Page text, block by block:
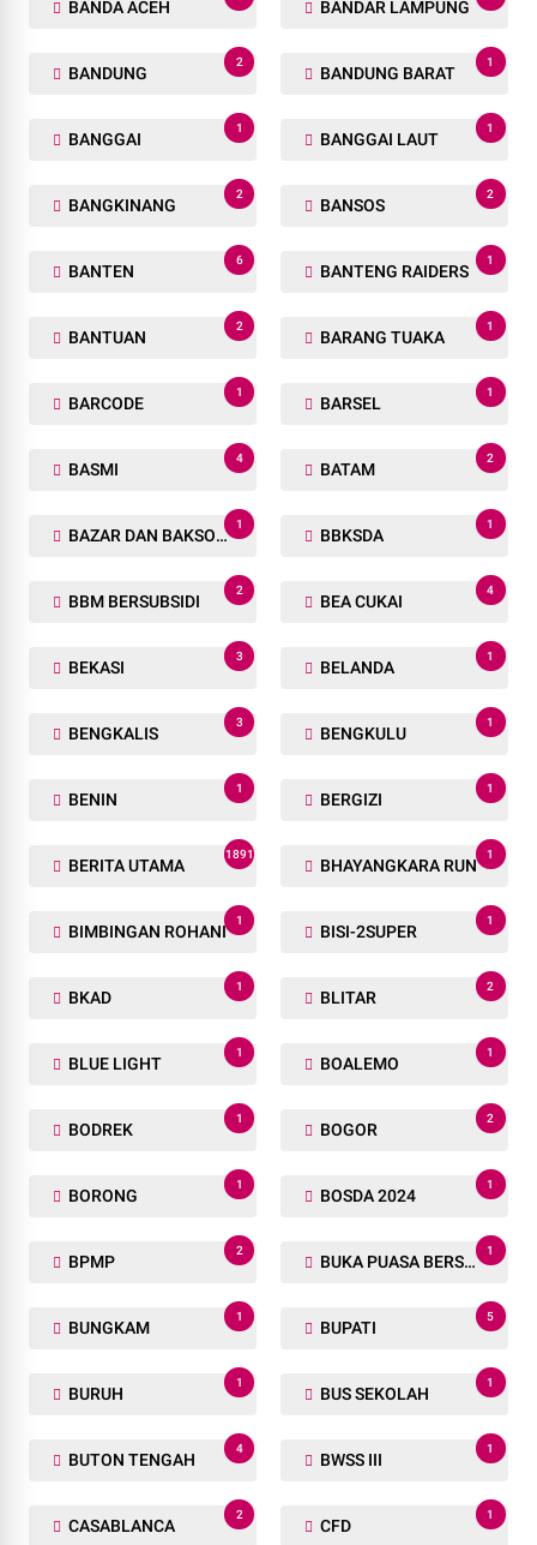
BANDA ACEH BANDAR LAMPUNG
BANDUNG
2
BANDUNG BARAT
1
BANGGAI
1
BANGGAI LAUT
1
BANGKINANG
2
BANSOS
2
BANTEN
6
BANTENG RAIDERS
1
BANTUAN
2
BARANG TUAKA
1
BARCODE
1
BARSEL
1
BASMI
4
BATAM
2
BAZAR DAN BAKSOS RAMADHAN
1
BBKSDA
1
BBM BERSUBSIDI
2
BEA CUKAI
4
BEKASI
3
BELANDA
1
BENGKALIS
3
BENGKULU
1
BENIN
1
BERGIZI
1
BERITA UTAMA
1891
BHAYANGKARA RUN
1
BIMBINGAN ROHANI
1
BISI-2SUPER
1
BKAD
1
BLITAR
2
BLUE LIGHT
1
BOALEMO
1
BODREK
1
BOGOR
2
BORONG
1
BOSDA 2024
1
BPMP
2
BUKA PUASA BERSAMA
1
BUNGKAM
1
BUPATI
5
BURUH
1
BUS SEKOLAH
1
BUTON TENGAH
4
BWSS III
1
CASABLANCA
2
CFD
1